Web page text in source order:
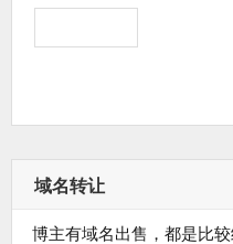
域名转让
博主有域名出售，都是比